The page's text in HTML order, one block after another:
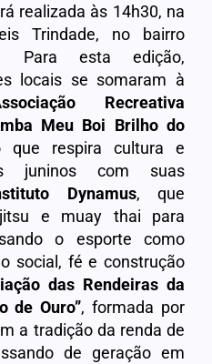
realizada às 14h30, na
Trindade, no bairro
Para esta edição,
locais se somaram à
Recreativa
Meu Boi Brilho do
que respira cultura e
juninos com suas
Dynamus, que
e muay thai para
o esporte como
social, fé e construção
das Rendeiras da
de Ouro”, formada por
a tradição da renda de
de geração em